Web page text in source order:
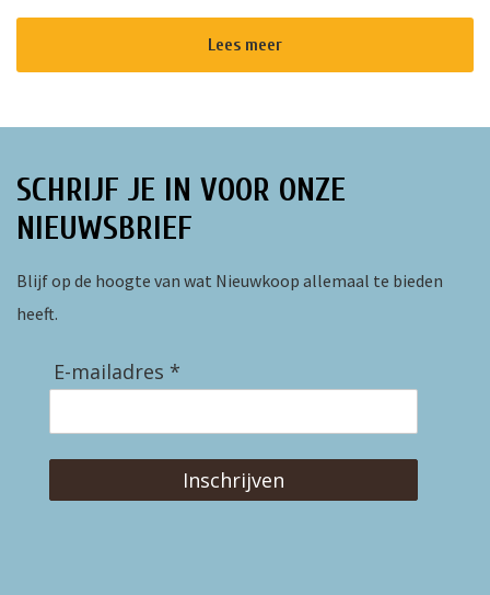
gedurfde en originele verfilming van de wereldberoemde
Lees meer
SCHRIJF JE IN VOOR ONZE
NIEUWSBRIEF
Blijf op de hoogte van wat Nieuwkoop allemaal te bieden
heeft.
E-mailadres *
Inschrijven